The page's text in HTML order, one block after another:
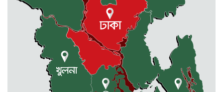
আবশ্যক
নেত্রকোনার দুর্গাপুরে ৬৩ বোতল
ভারতীয় মদসহ আটক -২